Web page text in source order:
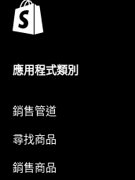
應用程式類別
銷售管道
尋找商品
銷售商品